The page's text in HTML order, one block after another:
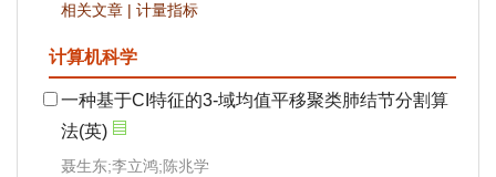
相关文章 | 计量指标
计算机科学
一种基于CI特征的3-域均值平移聚类肺结节分割算
法(英)
聂生东;李立鸿;陈兆学